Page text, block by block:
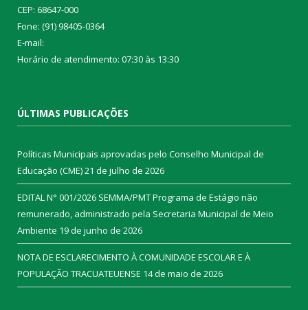
CEP: 68647-000
Fone: (91) 98405-0364
E-mail:
Horário de atendimento: 07:30 às 13:30
ÚLTIMAS PUBLICAÇÕES
Políticas Municipais aprovadas pelo Conselho Municipal de
Educação (CME)21 de julho de 2026
EDITAL N° 001/2026 SEMMA/PMT Programa de Estágio não
remunerado, administrado pela Secretaria Municipal de Meio
Ambiente 19 de junho de 2026
NOTA DE ESCLARECIMENTO À COMUNIDADE ESCOLAR E À
POPULAÇÃO TRACUATEUENSE 14 de maio de 2026